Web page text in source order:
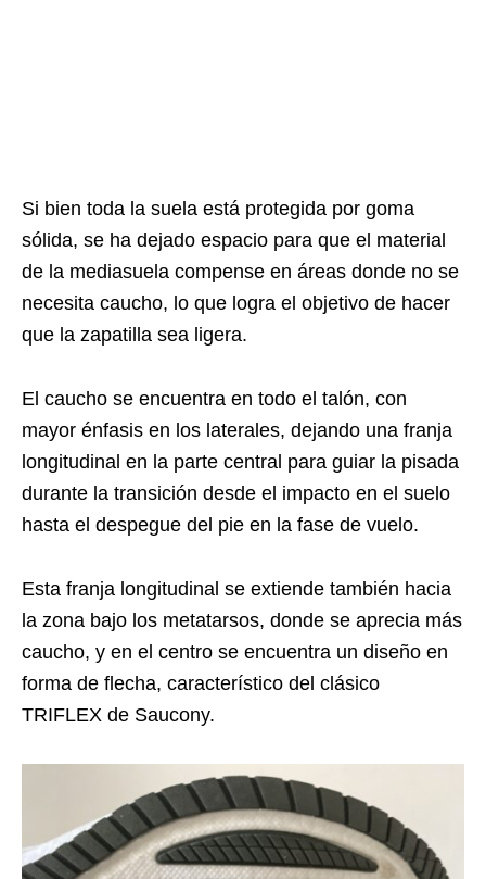
Si bien toda la suela está protegida por goma
sólida, se ha dejado espacio para que el material
de la mediasuela compense en áreas donde no se
necesita caucho, lo que logra el objetivo de hacer
que la zapatilla sea ligera.
El caucho se encuentra en todo el talón, con
mayor énfasis en los laterales, dejando una franja
longitudinal en la parte central para guiar la pisada
durante la transición desde el impacto en el suelo
hasta el despegue del pie en la fase de vuelo.
Esta franja longitudinal se extiende también hacia
la zona bajo los metatarsos, donde se aprecia más
caucho, y en el centro se encuentra un diseño en
forma de flecha, característico del clásico
TRIFLEX de Saucony.